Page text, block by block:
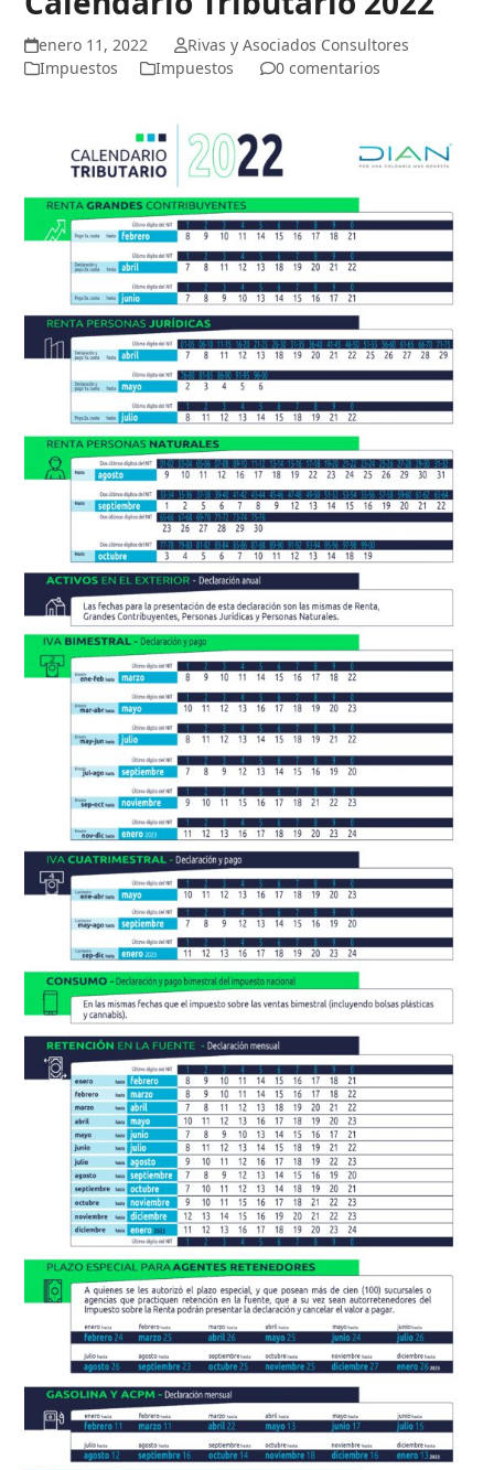
enero 11, 2022
Rivas y Asociados Consultores
Impuestos
Impuestos 0 comentarios